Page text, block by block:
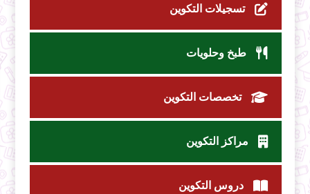
تسجيلات التكوين
طبخ وحلويات
تخصصات التكوين
مراكز التكوين
دروس التكوين